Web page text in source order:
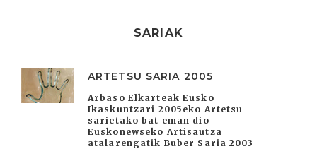
SARIAK
ARTETSU SARIA 2005
Arbaso Elkarteak Eusko
Ikaskuntzari 2005eko Artetsu
sarietako bat eman dio
Euskonewseko Artisautza
atalarengatik Buber Saria 2003